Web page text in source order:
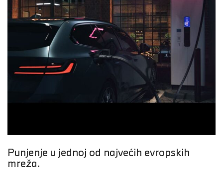
Punjenje u jednoj od najvećih evropskih
mreža.